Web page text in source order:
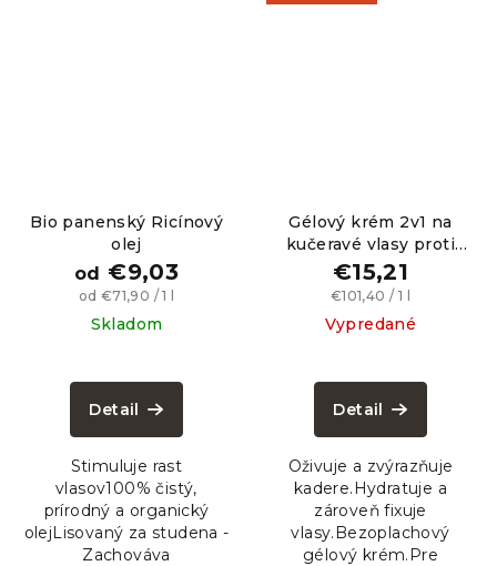
Bio panenský Ricínový
olej
od €9,03
Jednotková
cena:
od €71,90 / 1 l
Skladom
hodnotenie
produktu
z
5
hviezdičiek.
Detail
Stimuluje rast
vlasov100% čistý,
prírodný a organický
olejLisovaný za studena -
Zachováva
Gélový krém 2v1 na
kučeravé vlasy proti
krepovateniu, 150 ml
€15,21
Jednotková
cena:
€101,40 / 1 l
Vypredané
hodnotenie
produktu
z
5
hviezdičiek.
Detail
Oživuje a zvýrazňuje
kadere.Hydratuje a
zároveň fixuje
vlasy.Bezoplachový
gélový krém.Pre